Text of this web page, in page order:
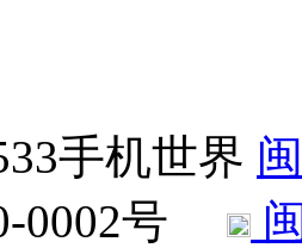
手机世界
0002号